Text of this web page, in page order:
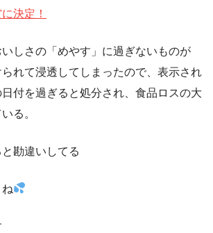
決定！
しさの「めやす」に過ぎないものが
られて浸透してしまったので、表示され
付を過ぎると処分され、食品ロスの大
る。
勘違いしてる